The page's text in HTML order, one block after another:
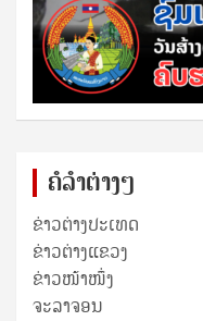
ຄໍລຳຕ່າງໆ
ຂ່າວຕ່າງປະເທດ
ຂ່າວ​ຕ່າງ​ແຂວງ
ຂ່າວໜ້າໜຶ່ງ
ຈະລາຈອນ